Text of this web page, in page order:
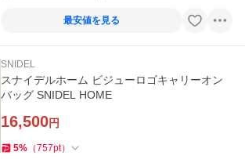
最安値を見る
SNIDEL
スナイデルホーム ビジューロゴキャリーオン
バッグ SNIDEL HOME
16,500円
5% （757pt）